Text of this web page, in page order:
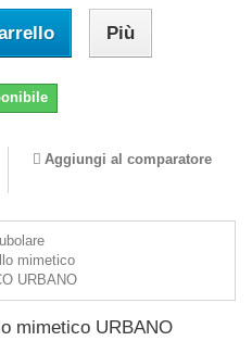
Più
Aggiungi al comparatore
mimetico URBANO